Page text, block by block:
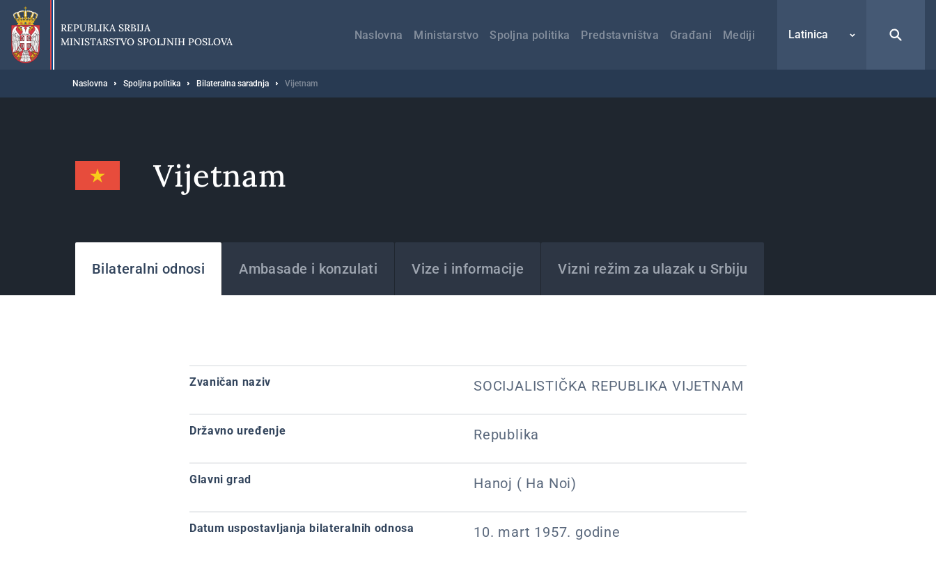
Preskoči
glavni
deo
sadržaja
REPUBLIKA SRBIJA
MINISTARSTVO SPOLJNIH POSLOVA
навигација
Naslovna Ministarstvo Spoljna politika Predstavništva Građani Mediji Latinica
Breadcrumb
Naslovna Spoljna politika Bilateralna saradnja Vijetnam
Vijetnam
Bilateralni odnosi Ambasade i konzulati Vize i informacije Vizni režim za ulazak u Srbiju
Zvaničan naziv SOCIJALISTIČKA REPUBLIKA VIJETNAM
Državno uređenje Republika
Glavni grad Hanoj ( Ha Noi)
Datum uspostavljanja bilateralnih odnosa 10. mart 1957. godine